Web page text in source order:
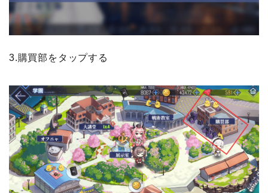
3.購買部をタップする